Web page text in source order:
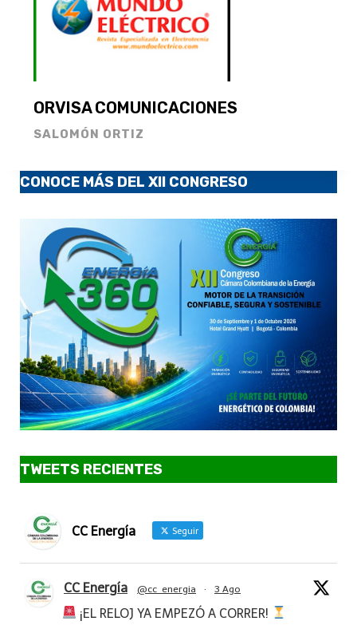
ORVISA COMUNICACIONES
SALOMÓN ORTIZ
CONOCE MÁS DEL XII CONGRESO
TWEETS RECIENTES
CC Energía Seguir
CC Energía @cc_energia · 3 Ago
¡EL RELOJ YA EMPEZÓ A CORRER!